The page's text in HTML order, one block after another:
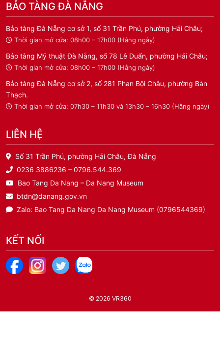
BẢO TÀNG ĐÀ NẴNG
Bảo tàng Đà Nẵng cơ sở 1, số 31 Trần Phú, phường Hải Châu;
Thời gian mở cửa: 08h00 – 17h00 (Hằng ngày)
Bảo tàng Mỹ thuật Đà Nẵng, số 78 Lê Duẩn, phường Hải Châu;
Thời gian mở cửa: 08h00 – 17h00 (Hằng ngày)
Bảo tàng Đà Nẵng cơ sở 2, số 281 Phan Bội Châu, phường Bàn
Thạch.
Thời gian mở cửa: 07h30 – 11h30 và 13h30 – 16h30 (Hằng ngày)
LIÊN HỆ
Số 31 Trần Phú, phường Hải Châu, Đà Nẵng
0236 3886236 – 0796.544.369
Bao Tang Da Nang – Da Nang Museum
btdn@danang.gov.vn
Zalo: Bao Tang Da Nang Da Nang Museum (0796544369)
KẾT NỐI
© 2026 VR360